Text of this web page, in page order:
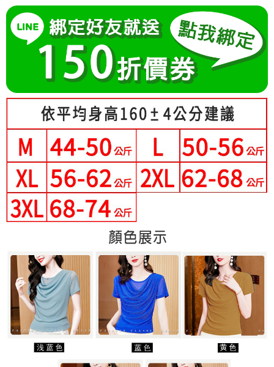
4.訂單成立30分鐘內，如未前往確認交易或遇審核未通過，訂單將自動取
消。如遇「轉專審核」未通過狀況，表示未達大哥付你分期系統評分，恕無
法說明評估內容。
【繳款方式說明】
1.分期款項不併入電信帳單，「大哥付你分期」於每月結算日後寄送繳費提
2.透過簡訊連結打開帳單後，可選擇「超商條碼／台灣大直營門市／銀行轉
帳／街口支付／iPASS MONEY」等通路繳費。
【注意事項】
1.本服務係由「台灣大哥大股份有限公司」（以下簡稱本公司）所提供，讓
用戶於交易時，得透過本服務購買商品或服務，並由商店將買賣／分期付款
買賣價金債權讓與本公司後，依約使用本公司帳單繳交帳款。
2.基於同意付款使用「大哥付你分期」之契約關係目的，商店將以您的個人
資料（包含姓名、電話或地址）提供予台灣大哥大進項蒐集、處理及利用，
由本公司與您本人進行分期帳單所需資料之確認、核對及更正。
3.完整用戶服務條款，請詳閱以下連結：https://oppay.tw/userRule
１．簡單：不需註冊會員、不需綁卡、不需儲值。
２．便利：只要手機號碼，簡訊認證，即可結帳。
３．安心：先確認商品／服務後，再付款。
【「AFTEE先享後付」結帳流程】
１．於結帳方式選擇「AFTEE先享後付」後，將跳轉至「AFTEE先享後付」
結帳頁面，進行簡訊認證並確認金額後，即可完成結帳。
２．訂單成立數日內，您將收到繳費通知簡訊。
ATM／網路銀行／等多元方式進行付款，方視為交易完成。
※ 請注意：結帳手續完成當下不需立刻繳費，但若您需要取消訂單，請聯絡
後付繳納相關費用。
※ 交易是否成功請以「AFTEE先享後付 」之結帳頁面顯示為準，若有關於
是否繳費成功／繳費後需取消欲退款等相關疑問，請聯繫「AFTEE先享後付
客戶支援中心」 https://netprotections.freshdesk.com/support/home
【注意事項】
１．透過由恩沛科技股份有限公司提供之「AFTEE先享後付」服務完成之交
易，需依本服務之必要範圍內提供個人資料，並將交易相關給付款項請求債
權轉讓予恩沛科技股份有限公司。
２．關於個人資料處理事宜，請瀏覽以下網址：
https://aftee.tw/terms/#terms3
３．未成年的使用者請事先徵得法定代理人或監護人之同意方可使用
「AFTEE先享後付」，若未經同意申辦者引起之損失，本公司不負相關責
任。
４．使用「AFTEE先享後付」時，將依據個別帳號之用戶狀況，依本公司即
時審查核予不同之上限額度；若仍有額度不足之情形，本公司將視審查結果
請求用戶進行身份認證。
５．嚴禁一人註冊多個帳號或使用他人資訊註冊。若發現惡意使用之情形，
恩沛科技股份有限公司將有權停止該用戶之使用額度並採取法律行動。
相關說明
「Hami Point」為中華電信所提供之點數服務，可於會員專區綁定中華電信
會員帳號後，即可在購物車使用 Hami Point 折抵消費金額 (1點等於1元)。
ATM付款
運送方式
全家付款取貨
每筆NT$80，滿NT$699(含以上)免運費
付款後全家取貨
每筆NT$80，滿NT$699(含以上)免運費
付款後萊爾富取貨
每筆NT$80，滿NT$699(含以上)免運費
7-11付款取貨
每筆NT$80，滿NT$699(含以上)免運費
宅配
每筆NT$70，滿NT$699(含以上)免運費
離島-郵局寄送
每筆NT$90，滿NT$699(含以上)免運費
國家/地區配送 查看運費